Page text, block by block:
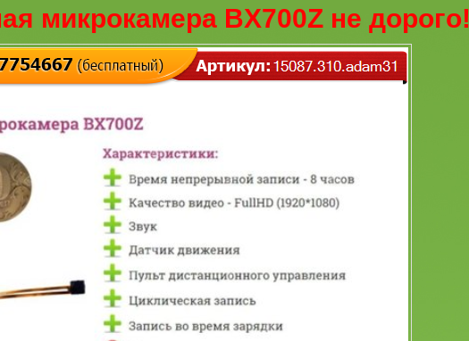
микрокамера BX700Z не дорого!